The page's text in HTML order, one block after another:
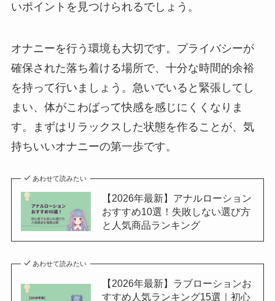
いポイントを見つけられるでしょう。
オナニーを行う環境も大切です。プライバシーが
確保された落ち着ける場所で、十分な時間的余裕
を持って行いましょう。急いでいると緊張してし
まい、体がこわばって快感を感じにくくなりま
す。まずはリラックスした状態を作ることが、気
持ちいいオナニーの第一歩です。
あわせて読みたい
【2026年最新】アナルローション
おすすめ10選！失敗しない選び方
と人気商品ランキング
あわせて読みたい
【2026年最新】ラブローションお
すすめ人気ランキング15選｜初心